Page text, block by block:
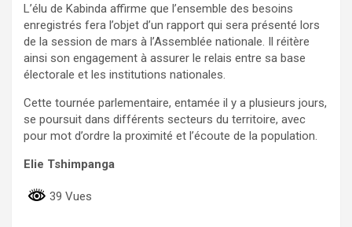
L’élu de Kabinda affirme que l’ensemble des besoins
enregistrés fera l’objet d’un rapport qui sera présenté lors
de la session de mars à l’Assemblée nationale. Il réitère
ainsi son engagement à assurer le relais entre sa base
électorale et les institutions nationales.
Cette tournée parlementaire, entamée il y a plusieurs jours,
se poursuit dans différents secteurs du territoire, avec
pour mot d’ordre la proximité et l’écoute de la population.
Elie Tshimpanga
39 Vues